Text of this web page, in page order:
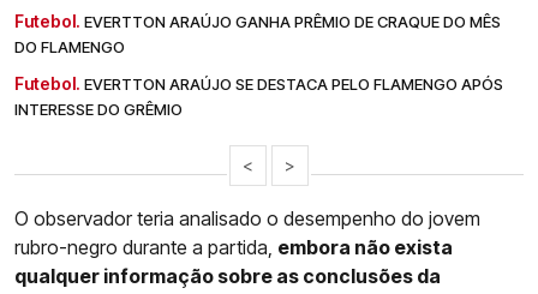
Futebol. EVERTTON ARAÚJO GANHA PRÊMIO DE CRAQUE DO MÊS
DO FLAMENGO
Futebol. EVERTTON ARAÚJO SE DESTACA PELO FLAMENGO APÓS
INTERESSE DO GRÊMIO
< >
O observador teria analisado o desempenho do jovem
rubro-negro durante a partida, embora não exista
qualquer informação sobre as conclusões da